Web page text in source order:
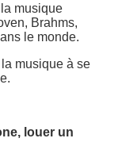
musique
Brahms,
le monde.
musique à se
louer un